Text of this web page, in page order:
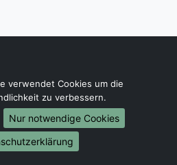
Belarus
Belgien
Bulgarien
Dänemark
verwendet Cookies um die
zu verbessern.
Nur notwendige Cookies